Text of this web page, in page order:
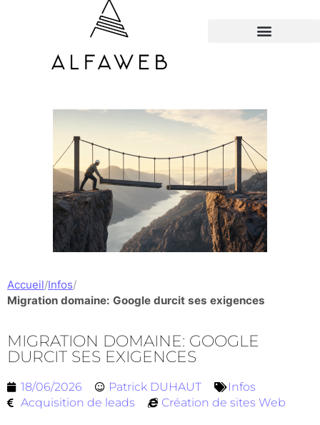
Accueil/Infos/
Migration domaine: Google durcit ses exigences
MIGRATION DOMAINE: GOOGLE
DURCIT SES EXIGENCES
18/06/2026 Patrick DUHAUT
Infos
Acquisition de leads
Création de sites Web